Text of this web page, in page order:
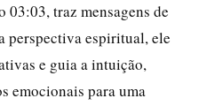
03:03, traz mensagens de
perspectiva espiritual, ele
e guia a intuição,
emocionais para uma